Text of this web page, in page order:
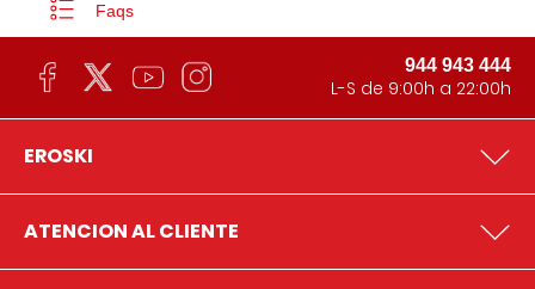
Faqs
944 943 444
L-S de 9:00h a 22:00h
EROSKI
ATENCION AL CLIENTE